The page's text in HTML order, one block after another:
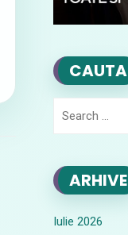
CAUTA
ARHIVE
Iulie 2026